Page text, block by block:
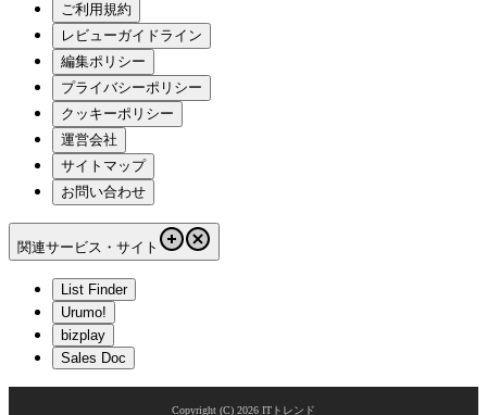
ご利用規約
レビューガイドライン
編集ポリシー
プライバシーポリシー
クッキーポリシー
運営会社
サイトマップ
お問い合わせ
関連サービス・サイト
List Finder
Urumo!
bizplay
Sales Doc
Copyright (C) 2026 ITトレンド